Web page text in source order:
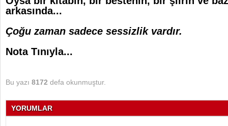
arkasında...
Çoğu zaman sadece sessizlik vardır.
Nota Tınıyla...
Bu yazı 8172 defa okunmuştur.
YORUMLAR